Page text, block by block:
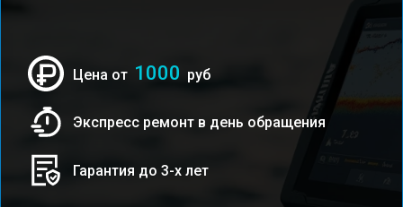
Цена от 1000 руб
Экспресс ремонт в день обращения
Гарантия до 3-х лет